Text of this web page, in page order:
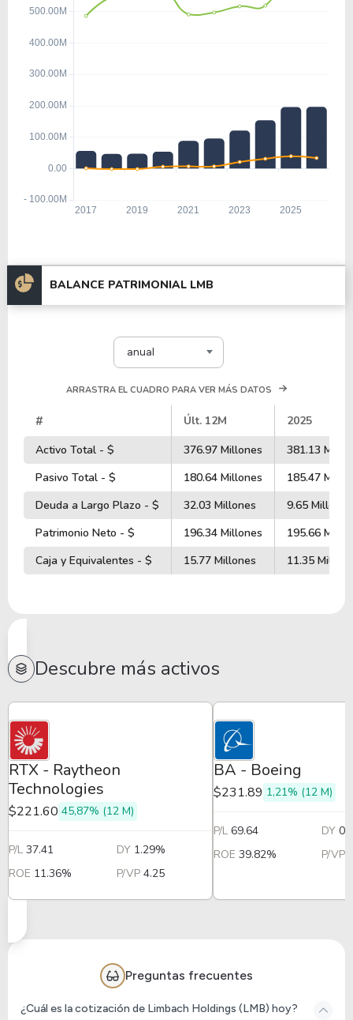
BALANCE PATRIMONIAL LMB
anual
ARRASTRA EL CUADRO PARA VER MÁS DATOS
# Últ. 12M
2025
Activo Total - $
376.97 Millones
381.13
Pasivo Total - $
180.64 Millones
185.47
Deuda a Largo Plazo - $
32.03 Millones
9.65 Millones
Patrimonio Neto - $
196.34 Millones
195.66
Caja y Equivalentes - $
15.77 Millones 11.35
Descubre más activos
RTX - Raytheon
Technologies
$221.60 45,87% (12 M)
P/L 37.41 DY 1.29%
ROE 11.36% P/VP 4.25
BA - Boeing
$231.89 1,21% (12 M)
P/L 69.64 DY
ROE 39.82% P/VP
Preguntas frecuentes
¿Cuál es la cotización de Limbach Holdings (LMB) hoy?